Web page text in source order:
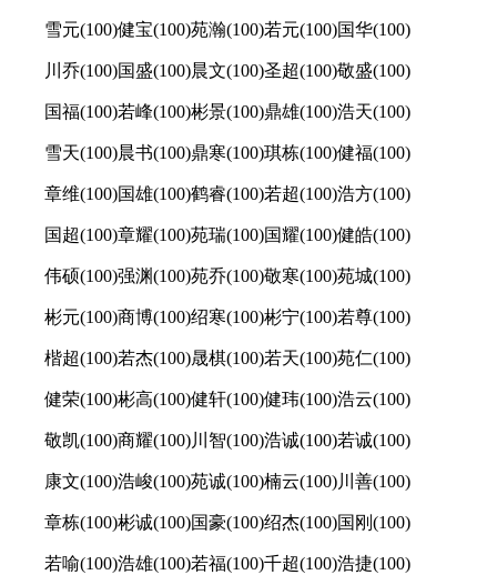
雪元(100)健宝(100)苑瀚(100)若元(100)国华(100)
川乔(100)国盛(100)晨文(100)圣超(100)敬盛(100)
国福(100)若峰(100)彬景(100)鼎雄(100)浩天(100)
雪天(100)晨书(100)鼎寒(100)琪栋(100)健福(100)
章维(100)国雄(100)鹤睿(100)若超(100)浩方(100)
国超(100)章耀(100)苑瑞(100)国耀(100)健皓(100)
伟硕(100)强渊(100)苑乔(100)敬寒(100)苑城(100)
彬元(100)商博(100)绍寒(100)彬宁(100)若尊(100)
楷超(100)若杰(100)晟棋(100)若天(100)苑仁(100)
健荣(100)彬高(100)健轩(100)健玮(100)浩云(100)
敬凯(100)商耀(100)川智(100)浩诚(100)若诚(100)
康文(100)浩峻(100)苑诚(100)楠云(100)川善(100)
章栋(100)彬诚(100)国豪(100)绍杰(100)国刚(100)
若喻(100)浩雄(100)若福(100)千超(100)浩捷(100)